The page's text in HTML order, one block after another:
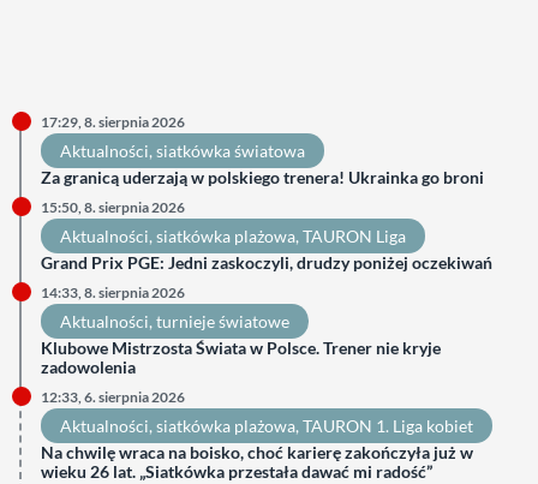
17:29, 8. sierpnia 2026
Aktualności, siatkówka światowa
Za granicą uderzają w polskiego trenera! Ukrainka go broni
15:50, 8. sierpnia 2026
Aktualności, siatkówka plażowa, TAURON Liga
Grand Prix PGE: Jedni zaskoczyli, drudzy poniżej oczekiwań
14:33, 8. sierpnia 2026
Aktualności, turnieje światowe
Klubowe Mistrzosta Świata w Polsce. Trener nie kryje
zadowolenia
12:33, 6. sierpnia 2026
Aktualności, siatkówka plażowa, TAURON 1. Liga kobiet
Na chwilę wraca na boisko, choć karierę zakończyła już w
wieku 26 lat. „Siatkówka przestała dawać mi radość”